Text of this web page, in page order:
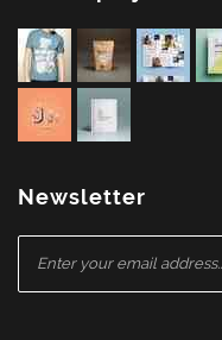
Newsletter